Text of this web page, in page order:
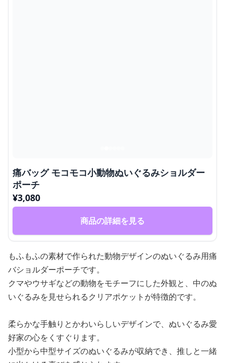
痛バッグ モコモコ小動物ぬいぐるみショルダー
ポーチ
¥3,080
商品の詳細を見る
もふもふの素材で作られた動物デザインのぬいぐるみ用痛
バショルダーポーチです。
クマやウサギなどの動物をモチーフにした外観と、中のぬ
いぐるみを見せられるクリアポケットが特徴的です。
柔らかな手触りとかわいらしいデザインで、ぬいぐるみ愛
好家の心をくすぐります。
小型から中型サイズのぬいぐるみが収納でき、推しと一緒